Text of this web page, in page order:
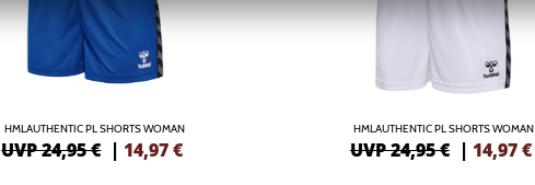
HMLAUTHENTIC PL SHORTS WOMAN
UVP 24,95 € |14,97€
HMLAUTHENTIC PL SHORTS WOMAN
UVP 24,95 € | 14,97€